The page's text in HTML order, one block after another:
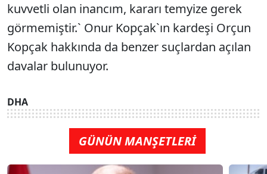
kuvvetli olan inancım, kararı temyize gerek
görmemiştir.` Onur Kopçak`ın kardeşi Orçun
Kopçak hakkında da benzer suçlardan açılan
davalar bulunuyor.
DHA
GÜNÜN MANŞETLERİ